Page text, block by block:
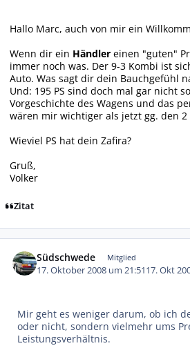
Hallo Marc, auch von mir ein
Wenn dir ein Händler einen "guten"
immer noch was. Der 9-3 Kombi ist
Auto. Was sagt dir dein Bauchgefühl
Und: 195 PS sind doch mal gar nicht
Vorgeschichte des Wagens und das
wären mir wichtiger als jetzt gg. den 2
Wieviel PS hat dein Zafira?
Gruß,
Volker
Zitat
Südschwede Mitglied
17. Oktober 2008 um 21:5117. Okt
Mir geht es weniger darum, ob ich
oder nicht, sondern vielmehr ums
Leistungsverhältnis.